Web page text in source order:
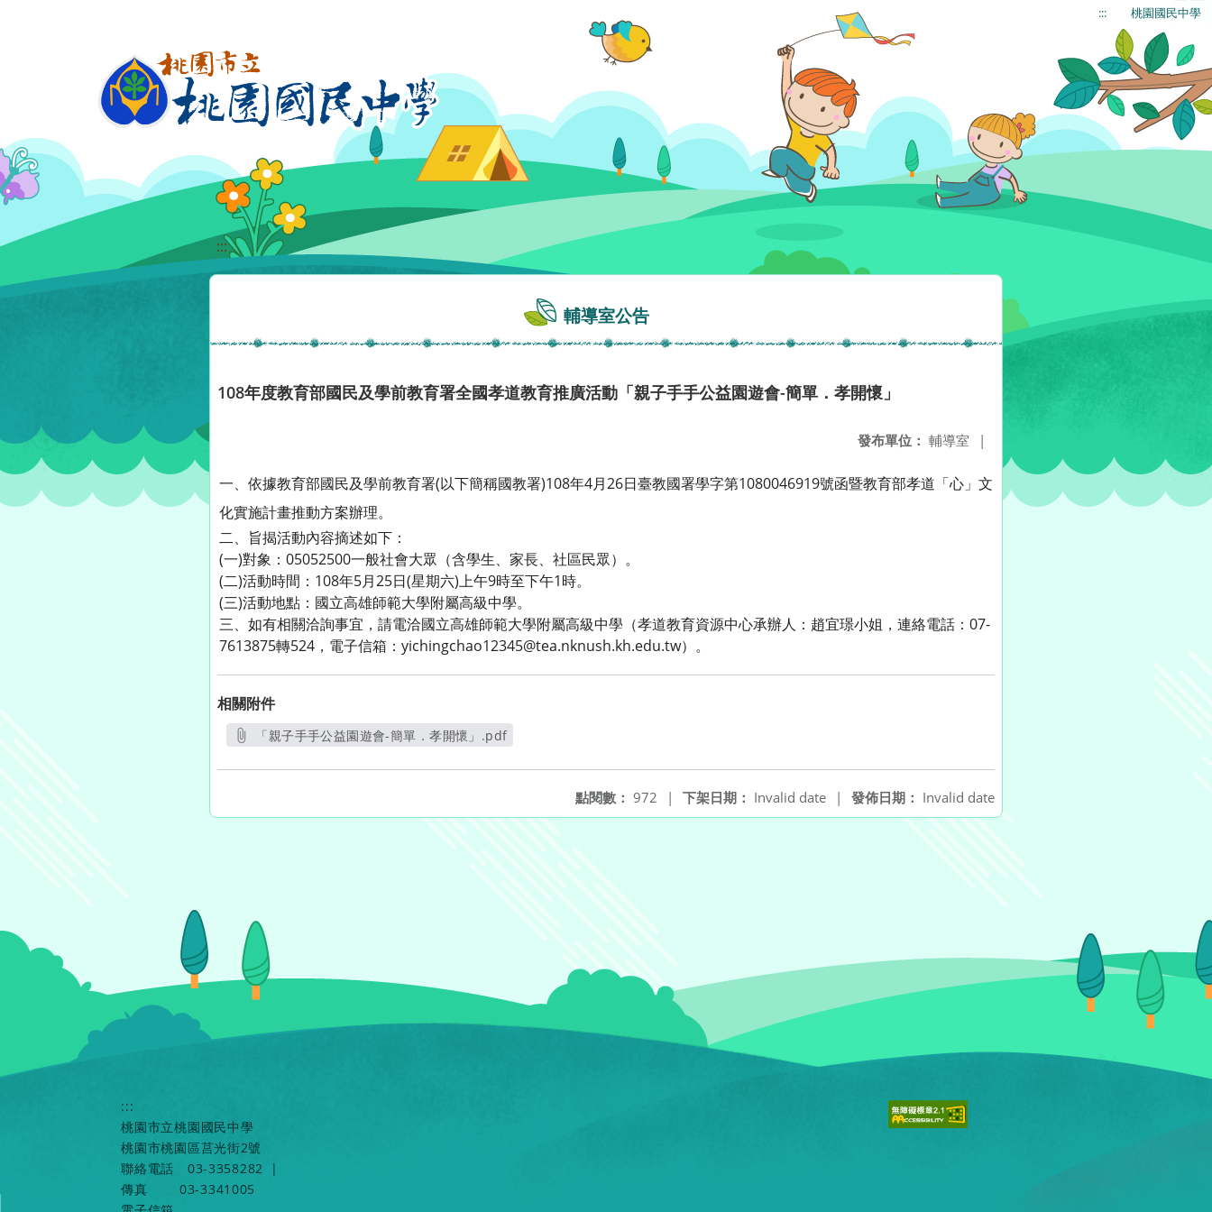
::: 桃園國民中學
:::
輔導室公告
108年度教育部國民及學前教育署全國孝道教育推廣活動「親子手手公益園遊會-簡單．孝開懷」
發布單位： 輔導室 |
一、依據教育部國民及學前教育署(以下簡稱國教署)108年4月26日臺教國署學字第1080046919號函暨教育部孝道「心」文
化實施計畫推動方案辦理。
二、旨揭活動內容摘述如下：
(一)對象：05052500一般社會大眾（含學生、家長、社區民眾）。
(二)活動時間：108年5月25日(星期六)上午9時至下午1時。
(三)活動地點：國立高雄師範大學附屬高級中學。
三、如有相關洽詢事宜，請電洽國立高雄師範大學附屬高級中學（孝道教育資源中心承辦人：趙宜璟小姐，連絡電話：07-
7613875轉524，電子信箱：yichingchao12345@tea.nknush.kh.edu.tw）。
相關附件
「親子手手公益園遊會-簡單．孝開懷」.pdf
發佈日期： Invalid date
下架日期： Invalid date |
點閱數： 972 |
:::
桃園市立桃園國民中學
桃園市桃園區莒光街2號
聯絡電話
03-3358282
|
傳真
03-3341005